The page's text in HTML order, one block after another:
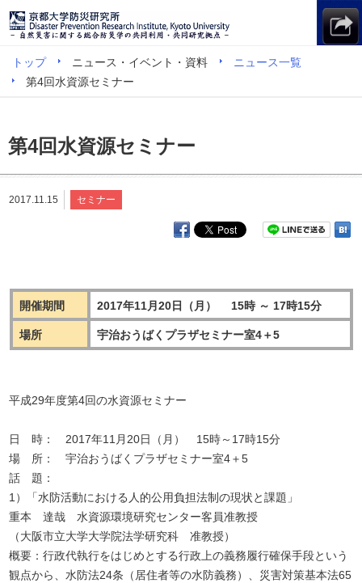
トップ ニュース・イベント・資料
ニュース一覧
第4回水資源セミナー
第4回水資源セミナー
2017.11.15 セミナー
開催期間 2017年11月20日（月） 15時 ～ 17時15分
場所 宇治おうばくプラザセミナー室4＋5
平成29年度第4回の水資源セミナー
日 時： 2017年11月20日（月） 15時～17時15分
場 所： 宇治おうばくプラザセミナー室4＋5
話 題：
1）「水防活動における人的公用負担法制の現状と課題」
重本 達哉 水資源環境研究センター客員准教授
（大阪市立大学大学院法学研究科 准教授）
概要：行政代執行をはじめとする行政上の義務履行確保手段という
観点から、水防法24条（居住者等の水防義務）、災害対策基本法65